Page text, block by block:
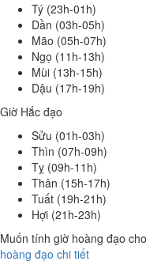
Tý (23h-01h)
Dần (03h-05h)
Mão (05h-07h)
Ngọ (11h-13h)
Mùi (13h-15h)
Dậu (17h-19h)
Giờ Hắc đạo
Sửu (01h-03h)
Thìn (07h-09h)
Tỵ (09h-11h)
Thân (15h-17h)
Tuất (19h-21h)
Hợi (21h-23h)
Muốn tính giờ hoàng đạo
hoàng đạo chi tiết